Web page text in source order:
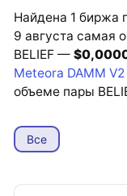
Найдена 1 биржа
9 августа самая
BELIEF —
Meteora DAMM V2
объеме пары
Все